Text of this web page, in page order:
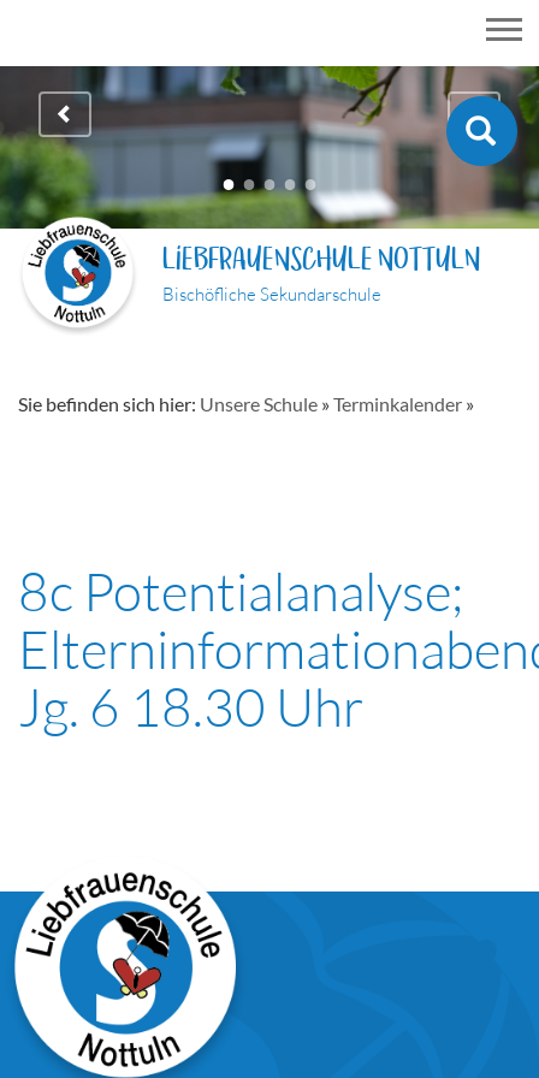
LIEBFRAUENSCHULE NOTTULN
Bischöfliche Sekundarschule
Sie befinden sich hier: Unsere Schule »Terminkalender »
8c Potentialanalyse;
Jg. 6 18.30 Uhr